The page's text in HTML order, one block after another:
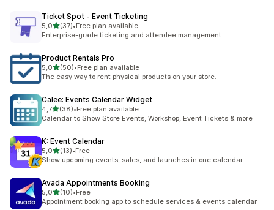
Ticket Spot ‑ Event Ticketing
5,0z 5 hvězd
(37)
Celkový počet recenzí: 37
•Free plan available
Enterprise-grade ticketing and attendee management
Product Rentals Pro
5,0z 5 hvězd
(50)
Celkový počet recenzí: 50
•Free plan available
The easy way to rent physical products on your store.
Calee: Events Calendar Widget
4,7z 5 hvězd
(38)
Celkový počet recenzí: 38
•Free plan available
Calendar to Show Store Events, Workshop, Event Tickets & more
K: Event Calendar
5,0z 5 hvězd
(13)
Celkový počet recenzí: 13
•Free
Show upcoming events, sales, and launches in one calendar.
Avada Appointments Booking
5,0z 5 hvězd
(10)
Celkový počet recenzí: 10
•Free
Appointment booking app to schedule services & events calendar